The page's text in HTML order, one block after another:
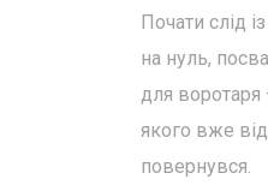
Почати слід
на нуль,
для воротаря
якого вже
повернувся.